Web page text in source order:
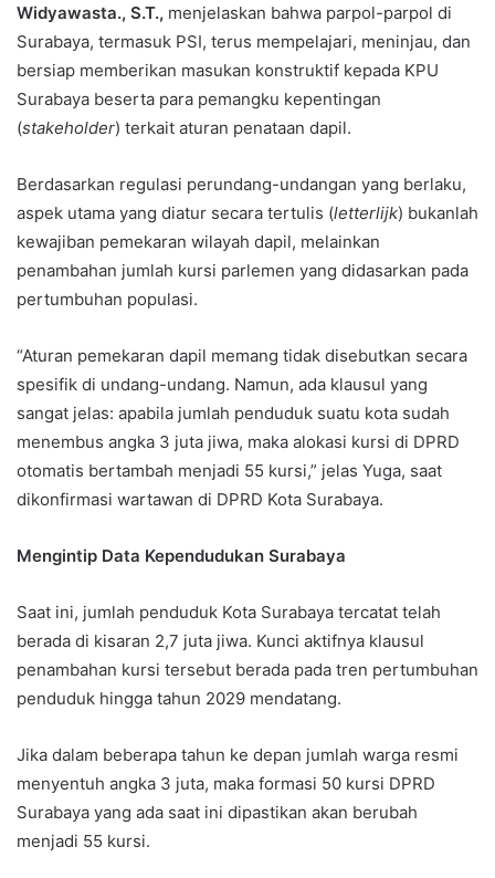
Widyawasta., S.T., menjelaskan bahwa parpol-parpol di
Surabaya, termasuk PSI, terus mempelajari, meninjau, dan
bersiap memberikan masukan konstruktif kepada KPU
Surabaya beserta para pemangku kepentingan
(stakeholder) terkait aturan penataan dapil.
Berdasarkan regulasi perundang-undangan yang berlaku,
aspek utama yang diatur secara tertulis (letterlijk) bukanlah
kewajiban pemekaran wilayah dapil, melainkan
penambahan jumlah kursi parlemen yang didasarkan pada
pertumbuhan populasi.
“Aturan pemekaran dapil memang tidak disebutkan secara
spesifik di undang-undang. Namun, ada klausul yang
sangat jelas: apabila jumlah penduduk suatu kota sudah
menembus angka 3 juta jiwa, maka alokasi kursi di DPRD
otomatis bertambah menjadi 55 kursi,” jelas Yuga, saat
dikonfirmasi wartawan di DPRD Kota Surabaya.
Mengintip Data Kependudukan Surabaya
Saat ini, jumlah penduduk Kota Surabaya tercatat telah
berada di kisaran 2,7 juta jiwa. Kunci aktifnya klausul
penambahan kursi tersebut berada pada tren pertumbuhan
penduduk hingga tahun 2029 mendatang.
Jika dalam beberapa tahun ke depan jumlah warga resmi
menyentuh angka 3 juta, maka formasi 50 kursi DPRD
Surabaya yang ada saat ini dipastikan akan berubah
menjadi 55 kursi.